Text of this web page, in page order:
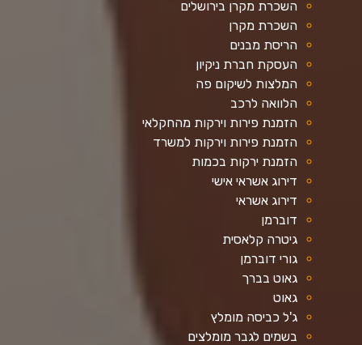
השכרת מקרן בירושלים
השכרת מקרן
הריסת מבנים
העסקת חברת ניקיון
המלצות לשיקום פה
הלוואה לרכב
הזמנת פירות וירקות מהחקלאי
הזמנת פירות וירקות למשרד
הזמנת ירקות בכמות
דירוג אשראי אישי
דירוג אשראי
דוברמן
גיטרה קלאסית
גורי דוברמן
גאוט בברך
גאוט
ג'ל כביסה מומלץ
בשמים לגבר מומלצים